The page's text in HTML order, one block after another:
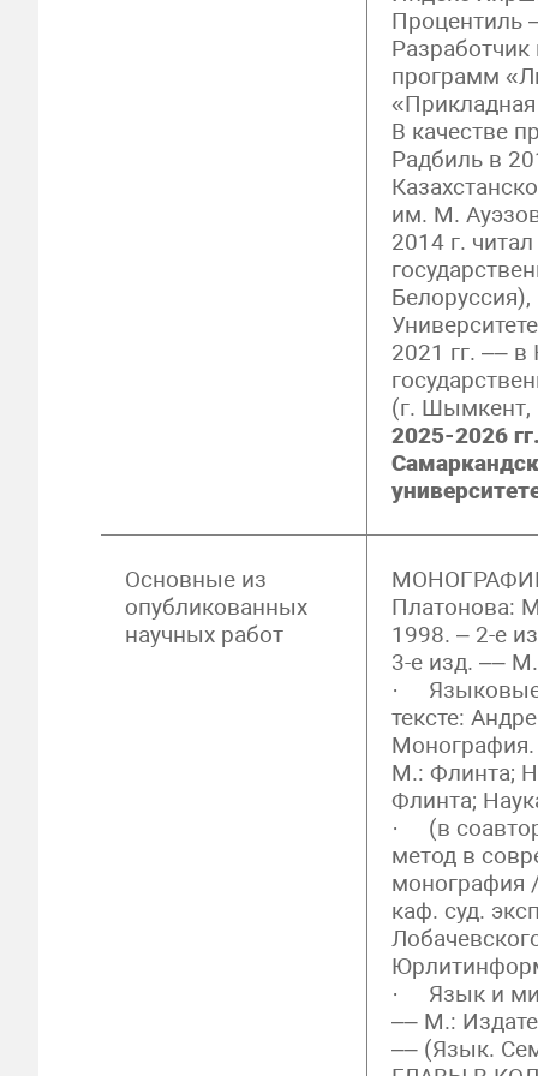
Процентиль
Разработчик
программ
В качестве
Радбиль в
им. М.
2014 г.
2021 гг. ––
(г. Шымкент,
2025-2026
Основные из
опубликованных
научных работ
Платонова:
1998. – 2-е
3-е изд. ––
· Языковые
тексте:
М.: Флинта;
Флинта;
· (в
метод в
монография
каф. суд.
· Язык и
–– М.:
–– (Язык.